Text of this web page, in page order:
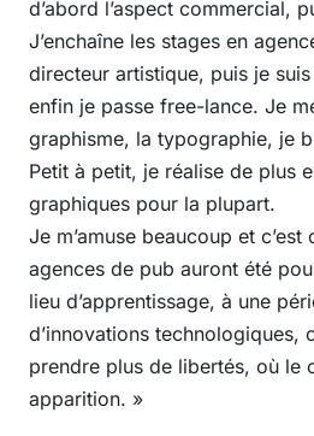
d’abord l’aspect commercial,
J’enchaîne les stages en
directeur artistique, puis je
enfin je passe free-lance. Je
graphisme, la typographie, je
Petit à petit, je réalise de plus
graphiques pour la plupart.
Je m’amuse beaucoup et c’est
agences de pub auront été
lieu d’apprentissage, à une
d’innovations technologiques,
prendre plus de libertés, où le
apparition. »